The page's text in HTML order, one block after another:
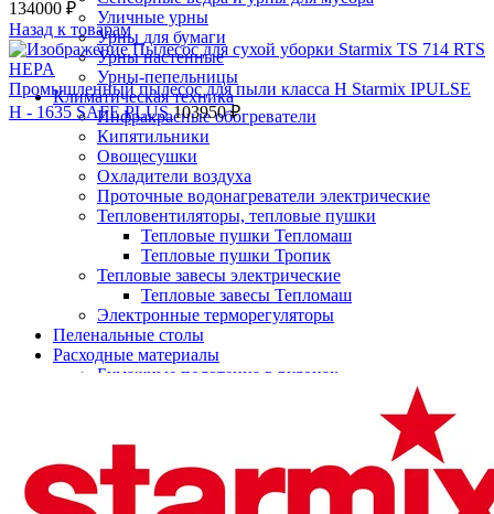
Уличные урны
Урны для бумаги
Урны настенные
Урны-пепельницы
Климатическая техника
Инфракрасные обогреватели
Кипятильники
Овощесушки
Охладители воздуха
Проточные водонагреватели электрические
Тепловентиляторы, тепловые пушки
Тепловые пушки Тепломаш
Тепловые пушки Тропик
Тепловые завесы электрические
Тепловые завесы Тепломаш
Электронные терморегуляторы
Пеленальные столы
Расходные материалы
Бумажные полотенца в рулонах
Картриджи и баллоны для диспенсеров
освежителя воздуха
Листовые бумажные полотенца
134000 ₽
Назад к товарам
Промышленный пылесос для пыли класса H Starmix IPULSE
H - 1635 SAFE PLUS103950₽
Нажмите, чтобы увеличить